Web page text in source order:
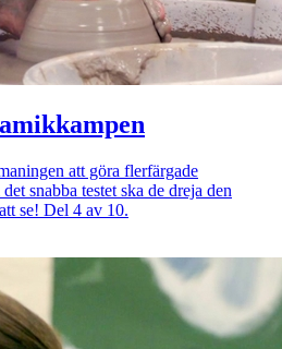
att göra flerfärgade
snabba testet ska de dreja den
se! Del 4 av 10.